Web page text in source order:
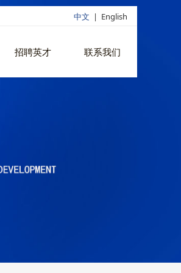
中文 | English
招聘英才 联系我们